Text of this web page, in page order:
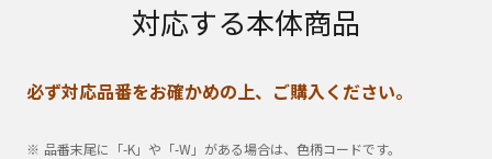
対応する本体商品
必ず対応品番をお確かめの上、ご購入ください。
品番末尾に「-K」や「-W」がある場合は、色柄コードです。